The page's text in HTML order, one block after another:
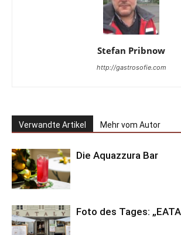
Stefan Pribnow
http://gastrosofie.com
Verwandte Artikel Mehr vom Autor
Die Aquazzura Bar
Foto des Tages: